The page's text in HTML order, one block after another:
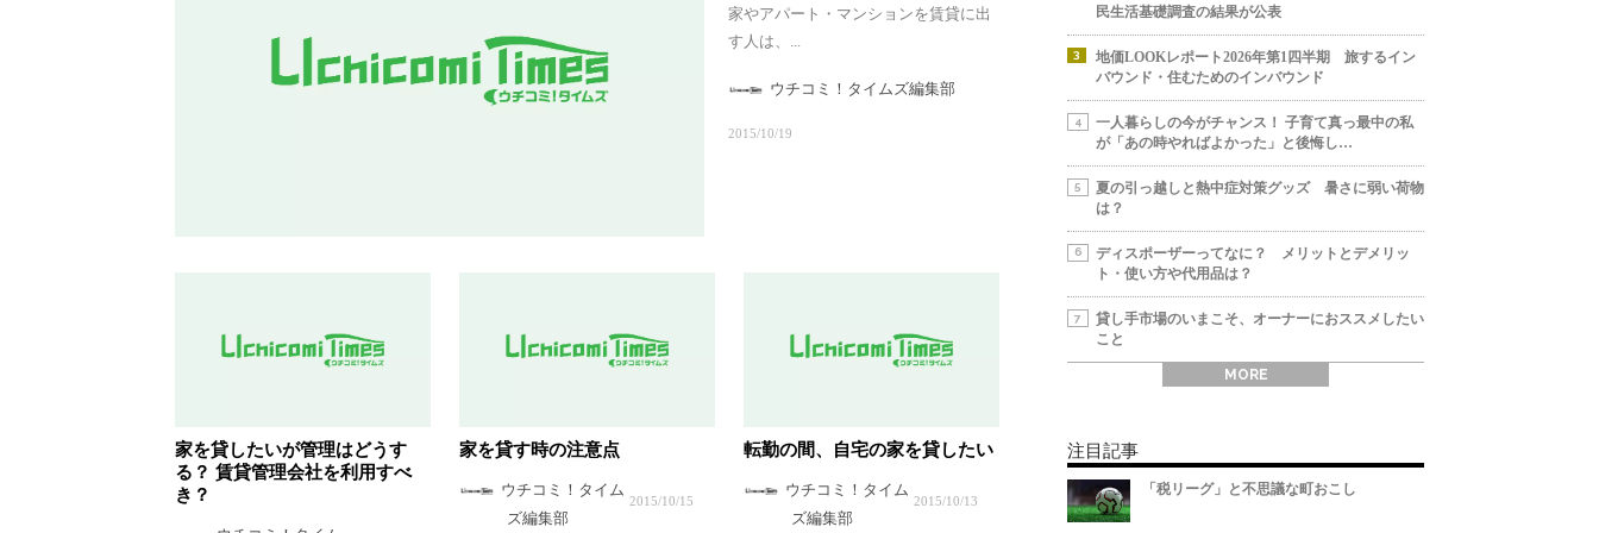
家やアパート・マンションを賃貸に出
す人は、...
ウチコミ！タイムズ編集部
2015/10/19
家を貸したいが管理はどうす
る？ 賃貸管理会社を利用すべ
き？
家を貸す時の注意点
ウチコミ！タイム
ズ編集部
2015/10/15
転勤の間、自宅の家を貸したい
ウチコミ！タイム
ズ編集部
2015/10/13
民生活基礎調査の結果が公表
地価LOOKレポート2026年第1四半期 旅するイン
バウンド・住むためのインバウンド
一人暮らしの今がチャンス！ 子育て真っ最中の私
が「あの時やればよかった」と後悔し…
夏の引っ越しと熱中症対策グッズ 暑さに弱い荷物
は？
ディスポーザーってなに？ メリットとデメリッ
ト・使い方や代用品は？
貸し手市場のいまこそ、オーナーにおススメしたい
こと
MORE
注目記事
「税リーグ」と不思議な町おこし